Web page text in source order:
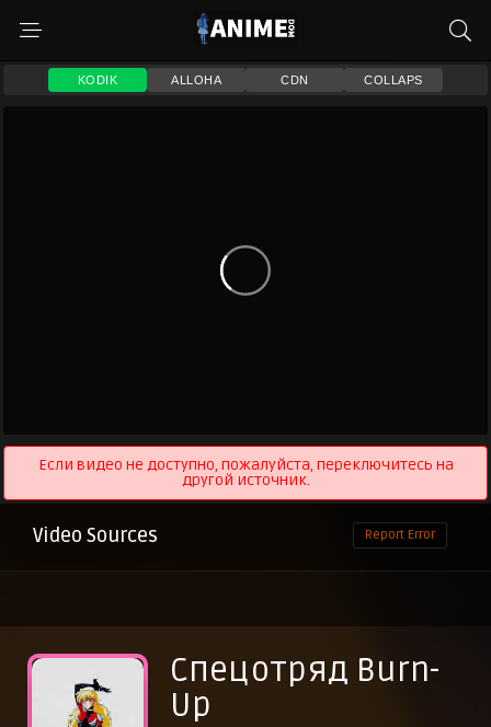
KODIK ALLOHA CDN COLLAPS
Если видео не доступно, пожалуйста, переключитесь на
другой источник.
Video Sources Report Error
Спецотряд Burn-
Up